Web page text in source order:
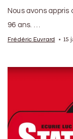
Nous avons appris
96 ans. …
Frédéric Euvrard 15